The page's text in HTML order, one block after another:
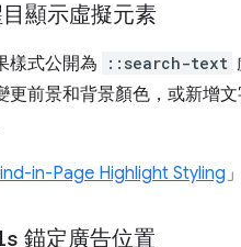
顯示虛擬元素
樣式公開為 ::search-text
更前景和背景顏色，或新增
in-Page Highlight Styling
錨定廣告位置